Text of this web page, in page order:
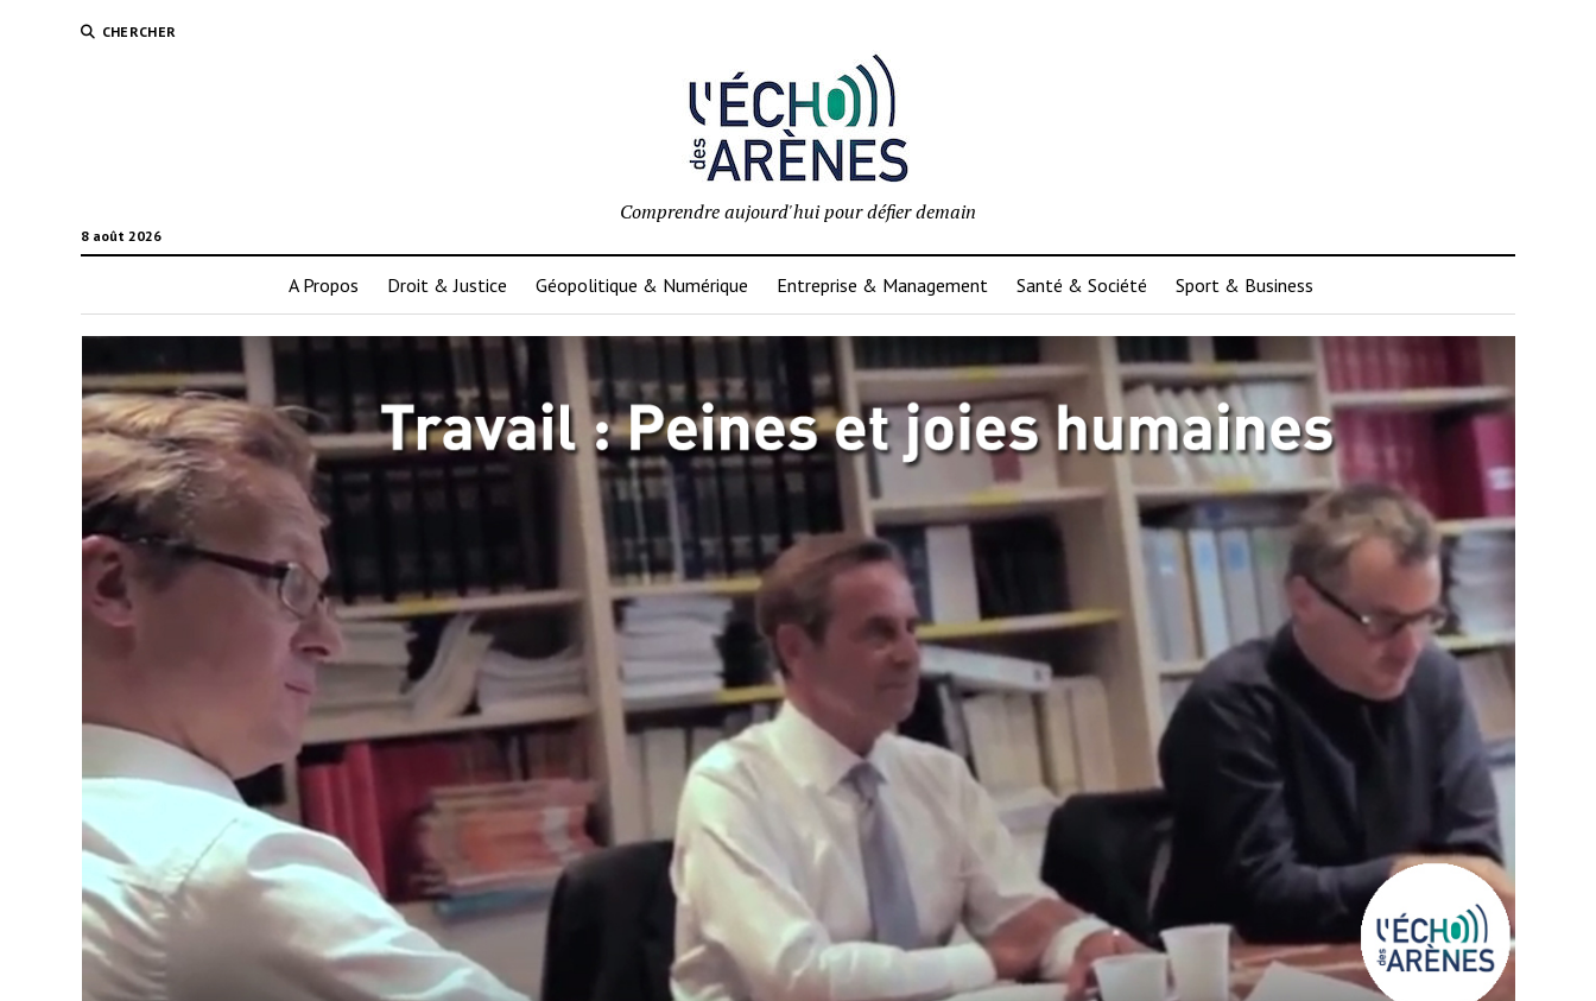
CHERCHER
8 août 2026
Comprendre aujourd'hui pour défier demain
A Propos Droit & Justice Géopolitique & Numérique Entreprise & Management Santé & Société Sport & Business